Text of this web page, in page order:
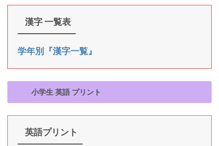
漢字 一覧表
学年別『漢字一覧』
小学生 英語 プリント
英語プリント